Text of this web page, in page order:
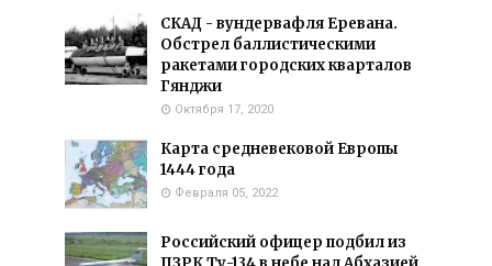
СКАД - вундервафля Еревана.
Обстрел баллистическими
ракетами городских кварталов
Гянджи
Октября 17, 2020
Карта средневековой Европы
1444 года
Февраля 05, 2022
Российский офицер подбил из